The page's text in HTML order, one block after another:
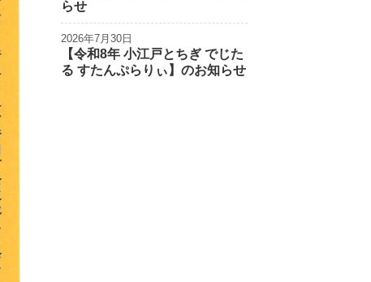
らせ
2026年7月30日
【令和8年 小江戸とちぎ でじた
る すたんぷらりぃ】のお知らせ